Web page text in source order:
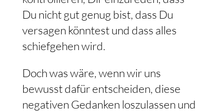
Du nicht gut genug bist, dass Du
versagen könntest und dass alles
schiefgehen wird.
Doch was wäre, wenn wir uns
bewusst dafür entscheiden, diese
negativen Gedanken loszulassen und